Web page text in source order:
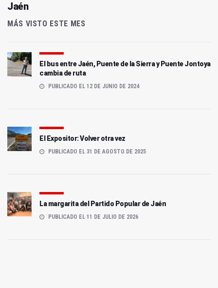
Jaén
MÁS VISTO ESTE MES
El bus entre Jaén, Puente de la Sierra y Puente Jontoya
cambia de ruta
PUBLICADO EL 12 DE JUNIO DE 2024
El Expositor: Volver otra vez
PUBLICADO EL 31 DE AGOSTO DE 2025
La margarita del Partido Popular de Jaén
PUBLICADO EL 11 DE JULIO DE 2026